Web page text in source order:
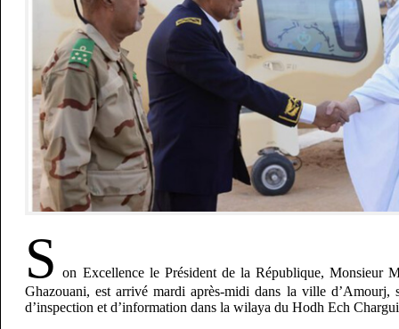
S
on Excellence le Président de la République, Monsieur
Ghazouani, est arrivé mardi après-midi dans la ville d’Amourj,
d’inspection et d’information dans la wilaya du Hodh Ech